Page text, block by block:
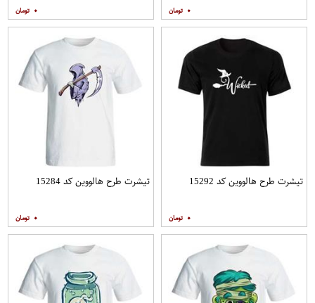
۰ ۰
تیشرت طرح هالووین کد 15292
۰
تیشرت طرح هالووین کد 15284
۰